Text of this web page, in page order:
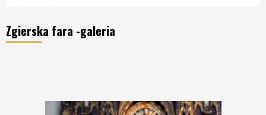
Zgierska fara -galeria